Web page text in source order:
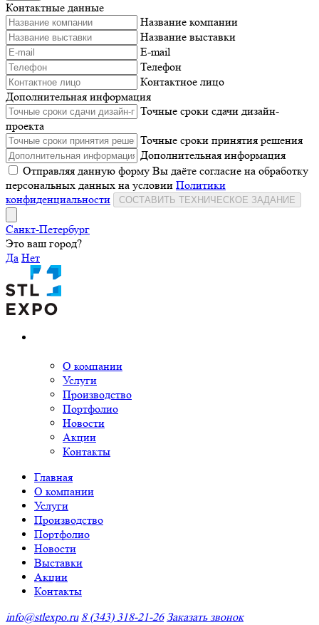
Контактные данные
Название компании
Название выставки
E-mail
Телефон
Контактное лицо
Дополнительная информация
Точные сроки сдачи дизайн-
проекта
Точные сроки принятия решения
Дополнительная информация
Отправляя данную форму Вы даёте согласие на обработку
персональных данных на условии Политики
конфиденциальности
СОСТАВИТЬ ТЕХНИЧЕСКОЕ ЗАДАНИЕ
Санкт-Петербург
Это ваш город?
Да Нет
О компании
Услуги
Производство
Портфолио
Новости
Акции
Контакты
Главная
О компании
Услуги
Производство
Портфолио
Новости
Выставки
Акции
Контакты
info@stlexpo.ru 8 (343) 318-21-26 Заказать звонок